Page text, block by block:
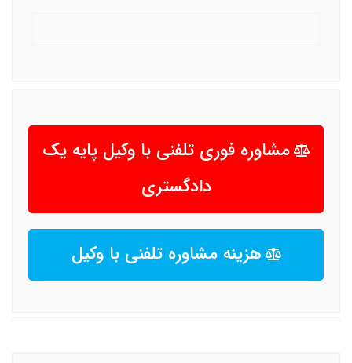
مشاوره فوری تلفنی با وکیل پایه یک
دادگستری
هزینه مشاوره تلفنی با وکیل